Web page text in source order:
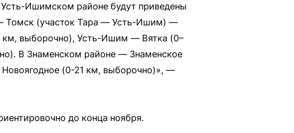
Усть-Ишимском районе будут приведены
Томск (участок Тара — Усть-Ишим) —
выборочно), Усть-Ишим — Вятка (0–
В Знаменском районе — Знаменское
(0-21 км, выборочно)», —
до конца ноября.